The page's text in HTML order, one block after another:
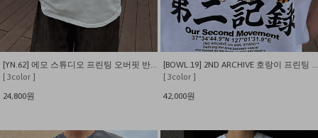
[YN.62] 에모 스튜디오 프린팅 오버핏 반팔티
[ 3color ]
24,800원
[BOWL.19] 2ND ARCHIVE 호랑이 프린팅 오버핀 반팔 티셔츠
[ 3color ]
42,000원